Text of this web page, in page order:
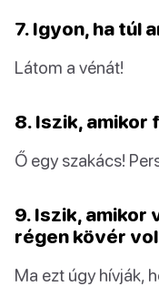
7. Igyon, ha túl
Látom a vénát!
8. Iszik, amikor
Ő egy szakács!
9. Iszik, amikor
régen kövér
Ma ezt úgy hívják,